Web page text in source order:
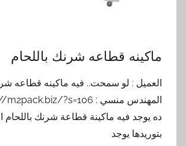
ماكينه قطاعه شرنك باللحام
العميل : لو سمحت.. فيه ماكينه قطاعه
ده يوجد فيه ماكينة قطاعة شرنك باللحام
بتوريدها يوجد